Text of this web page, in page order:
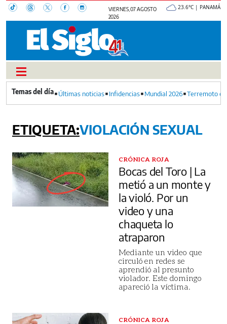
VIERNES, 07 AGOSTO
2026
23.6°C | PANAMÁ
Últimas noticias Infidencias Mundial 2026 Terremoto
VIOLACIÓN SEXUAL
CRÓNICA ROJA
Bocas del Toro | La
metió a un monte y
la violó. Por un
video y una
chaqueta lo
atraparon
Mediante un video que
circuló en redes se
aprendió al presunto
violador. Este domingo
apareció la víctima.
CRÓNICA ROJA